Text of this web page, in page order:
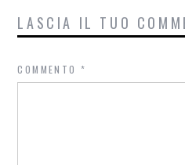
LASCIA IL TUO
COMMENTO*